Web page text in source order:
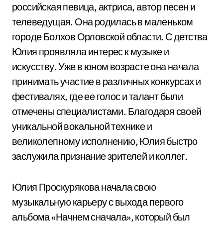
российская певица, актриса, автор песен и
телеведущая. Она родилась в маленьком
городе Болхов Орловской области. С детства
Юлия проявляла интерес к музыке и
искусству. Уже в юном возрасте она начала
принимать участие в различных конкурсах и
фестивалях, где ее голос и талант были
отмечены специалистами. Благодаря своей
уникальной вокальной технике и
великолепному исполнению, Юлия быстро
заслужила признание зрителей и коллег.
Юлия Проскурякова начала свою
музыкальную карьеру с выхода первого
альбома «Начнем сначала», который был